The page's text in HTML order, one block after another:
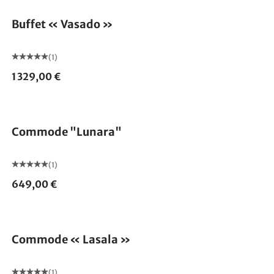
Buffet « Vasado »
(1)
1 329,00 €
Commode "Lunara"
(1)
649,00 €
Commode « Lasala »